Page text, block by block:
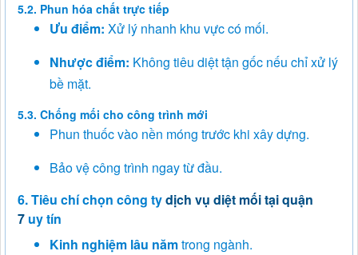
5.2. Phun hóa chất trực tiếp
Ưu điểm: Xử lý nhanh khu vực có mối.
Nhược điểm: Không tiêu diệt tận gốc nếu chỉ xử lý
bề mặt.
5.3. Chống mối cho công trình mới
Phun thuốc vào nền móng trước khi xây dựng.
Bảo vệ công trình ngay từ đầu.
6. Tiêu chí chọn công tydịch vụ diệt mối tại quận
7 uy tín
Kinh nghiệm lâu nămtrong ngành.